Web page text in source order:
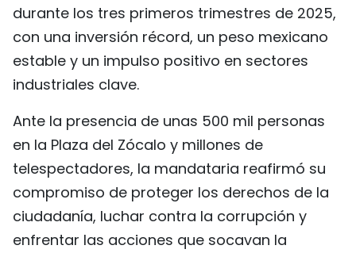
durante los tres primeros trimestres de 2025,
con una inversión récord, un peso mexicano
estable y un impulso positivo en sectores
industriales clave.
Ante la presencia de unas 500 mil personas
en la Plaza del Zócalo y millones de
telespectadores, la mandataria reafirmó su
compromiso de proteger los derechos de la
ciudadanía, luchar contra la corrupción y
enfrentar las acciones que socavan la